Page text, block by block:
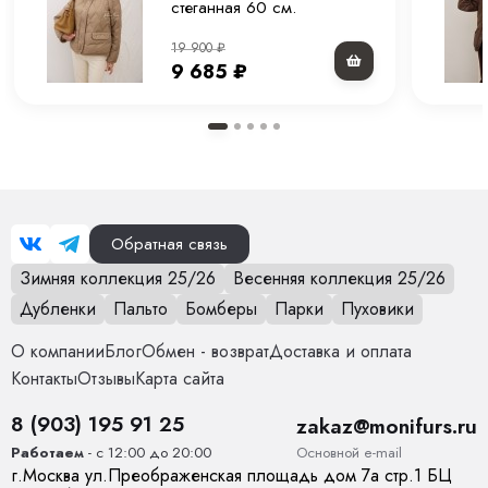
Страна производства Китай
Длина изделия 70 см
Опции опушки Нет
Температурный режим от 0 до +15
Декоративные элементы Карманы, Воротник
Тип карманов
стеганная 60 см.
19 900₽
9 685 ₽
Обратная связь
Зимняя коллекция 25/26
Весенняя коллекция 25/26
Дубленки
Пальто Бомберы Парки
Пуховики
О компанииБлогОбмен - возвратДоставка и оплата
КонтактыОтзывыКарта сайта
8 (903) 195 91 25
Работаем - с 12:00 до 20:00
zakaz@monifurs.ru
Основной е-mail
г.Москва ул.Преображенская площадь дом 7а стр.1 БЦ